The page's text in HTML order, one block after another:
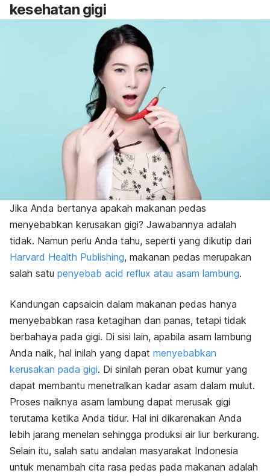
kesehatan gigi
Jika Anda bertanya apakah makanan pedas
menyebabkan kerusakan gigi? Jawabannya adalah
tidak. Namun perlu Anda tahu, seperti yang dikutip dari
Harvard Health Publishing, makanan pedas merupakan
salah satu penyebab acid reflux atau asam lambung.
Kandungan capsaicin dalam makanan pedas hanya
menyebabkan rasa ketagihan dan panas, tetapi tidak
berbahaya pada gigi. Di sisi lain, apabila asam lambung
Anda naik, hal inilah yang dapat menyebabkan
kerusakan pada gigi. Di sinilah peran obat kumur yang
dapat membantu menetralkan kadar asam dalam mulut.
Proses naiknya asam lambung dapat merusak gigi
terutama ketika Anda tidur. Hal ini dikarenakan Anda
lebih jarang menelan sehingga produksi air liur berkurang.
Selain itu, salah satu andalan masyarakat Indonesia
untuk menambah cita rasa pedas pada makanan adalah